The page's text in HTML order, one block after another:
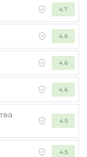
4.7
4.6
4.6
4.6
4.5
4.5